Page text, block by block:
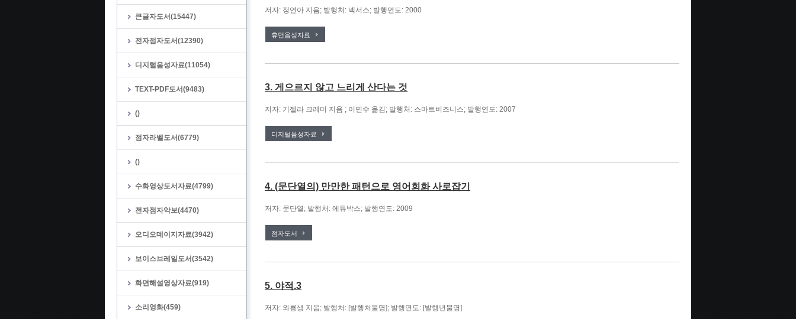
큰글자도서(15447)
전자점자도서(12390)
디지털음성자료(11054)
TEXT-PDF도서(9483)
()
점자라벨도서(6779)
()
수화영상도서자료(4799)
전자점자악보(4470)
오디오데이지자료(3942)
보이스브레일도서(3542)
화면해설영상자료(919)
소리영화(459)
저자: 정연아 지음; 발행처: 넥서스; 발행연도: 2000
휴먼음성자료
3. 게으르지 않고 느리게 산다는 것
저자: 기젤라 크레머 지음 ; 이민수 옮김; 발행처: 스마트비즈니스; 발행연도: 2007
디지털음성자료
4. (문단열의) 만만한 패턴으로 영어회화 사로잡기
저자: 문단열; 발행처: 에듀박스; 발행연도: 2009
점자도서
5. 야적.3
저자: 와룡생 지음; 발행처: [발행처불명]; 발행연도: [발행년불명]